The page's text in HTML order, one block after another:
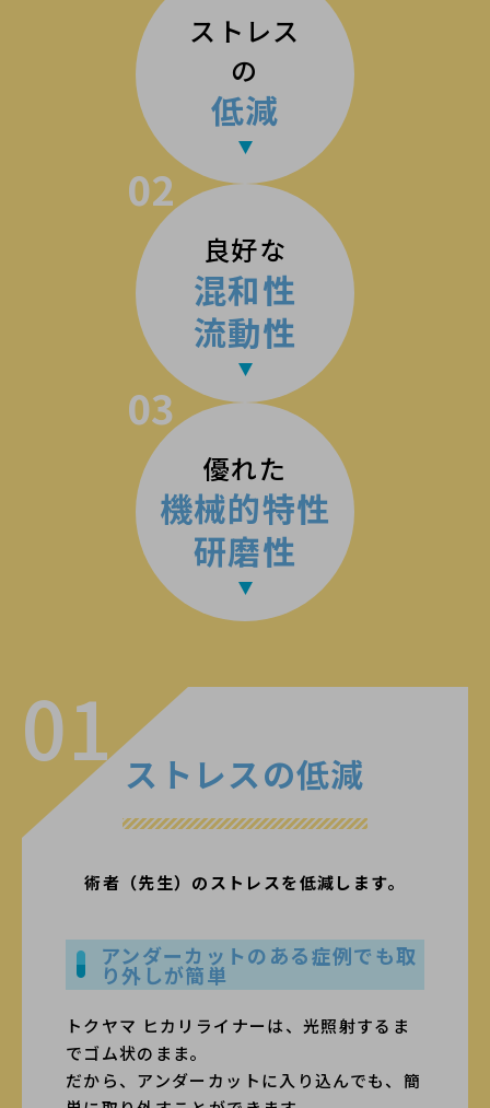
ストレス
の
低減
02
良好な
混和性
流動性
03
優れた
機械的特性
研磨性
01 ストレスの低減
術者（先生）のストレスを低減します。
アンダーカットのある症例でも取
り外しが簡単
トクヤマ ヒカリライナーは、光照射するま
でゴム状のまま。
だから、アンダーカットに入り込んでも、簡